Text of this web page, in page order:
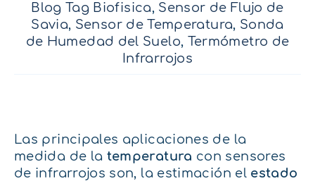
Blog Tag Biofisica, Sensor de Flujo de
Savia, Sensor de Temperatura, Sonda
de Humedad del Suelo, Termómetro de
Infrarrojos
Las principales aplicaciones de la
medida de la temperatura con sensores
de infrarrojos son, la estimación el estado